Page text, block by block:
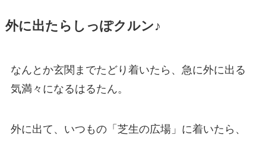
外に出たらしっぽクルン♪
なんとか玄関までたどり着いたら、急に外に出る
気満々になるはるたん。
外に出て、いつもの「芝生の広場」に着いたら、